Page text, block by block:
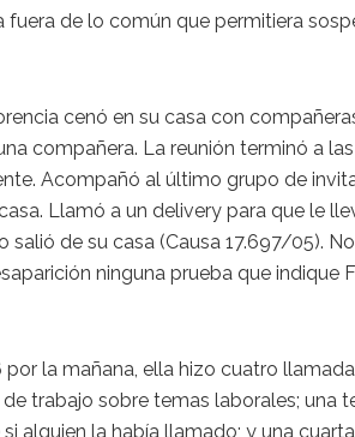
fuera de lo común que permitiera
cenó en su casa con
compañera. La reunión terminó a
Acompañó al último grupo de
Llamó a un delivery para que le
salió de su casa (Causa 17.697/05).
ninguna prueba que indique
por la mañana, ella hizo cuatro
trabajo sobre temas laborales; una
alguien la había llamado; y una